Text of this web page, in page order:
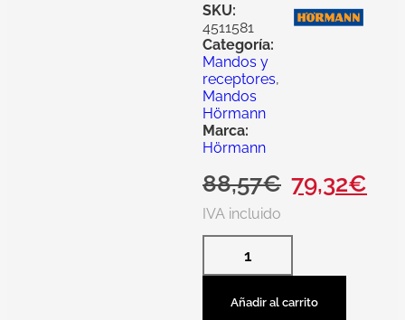
SKU:
4511581
Categoría:
Mandos y
receptores,
Mandos
Hörmann
Marca:
Hörmann
88,57€ 79,32€
IVA incluido
Añadir al carrito